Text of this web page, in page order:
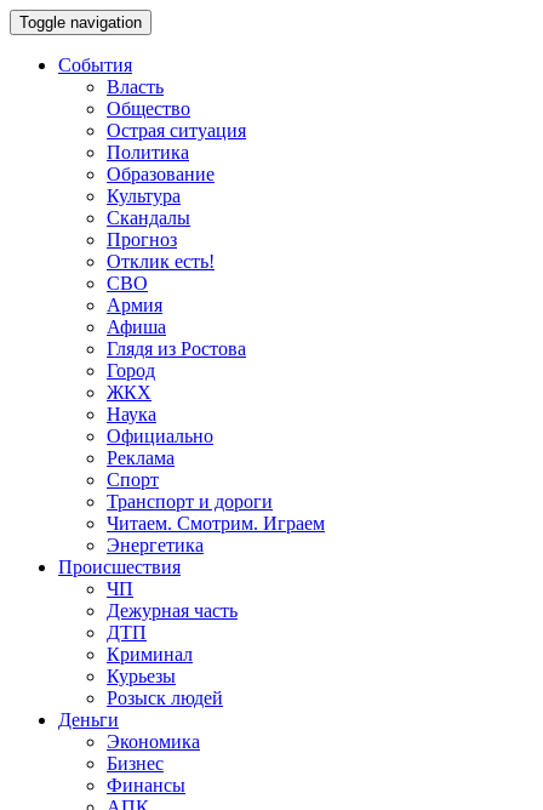
Toggle navigation
События
Власть
Общество
Острая ситуация
Политика
Образование
Культура
Скандалы
Прогноз
Отклик есть!
СВО
Армия
Афиша
Глядя из Ростова
Город
ЖКХ
Наука
Официально
Реклама
Спорт
Транспорт и дороги
Читаем. Смотрим. Играем
Энергетика
Происшествия
ЧП
Дежурная часть
ДТП
Криминал
Курьезы
Розыск людей
Деньги
Экономика
Бизнес
Финансы